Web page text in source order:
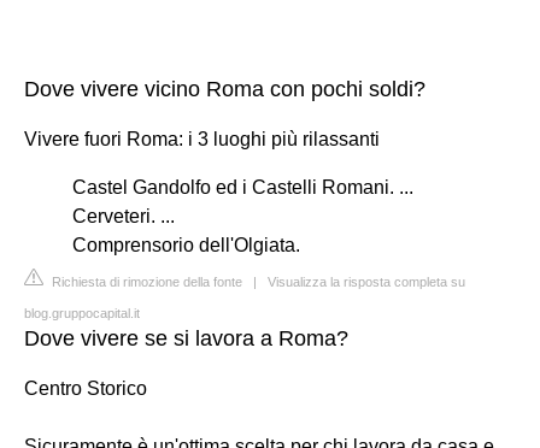
Dove vivere vicino Roma con pochi soldi?
Vivere fuori Roma: i 3 luoghi più rilassanti
Castel Gandolfo ed i Castelli Romani. ...
Cerveteri. ...
Comprensorio dell'Olgiata.
Richiesta di rimozione della fonte | Visualizza la risposta completa su
blog.gruppocapital.it
Dove vivere se si lavora a Roma?
Centro Storico